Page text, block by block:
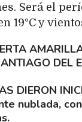
Será el
19°C y
DEL
DIERON
nublada,